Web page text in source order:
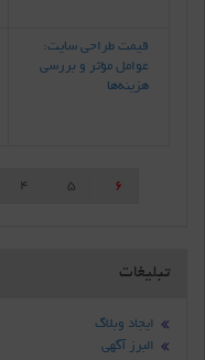
قیمت طراحی سایت:
عوامل مؤثر و بررسی
هزینه‌ها
4 5 6
تبلیغات
ایجاد وبلاگ
البرز آگهی